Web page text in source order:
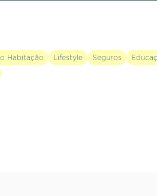
Habitação Lifestyle Seguros